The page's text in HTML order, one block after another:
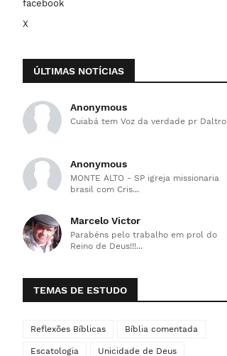
facebook
X
ÚLTIMAS NOTÍCIAS
Anonymous
Cuiabá tem Voz da verdade pr Daltro
Anonymous
MONTE ALTO - SP igreja missionaria
brasil com Cris...
Marcelo Victor
Parabéns pelo trabalho em prol do
Reino de Deus!!!...
TEMAS DE ESTUDO
Reflexões Bíblicas Bíblia comentada
Escatologia Unicidade de Deus